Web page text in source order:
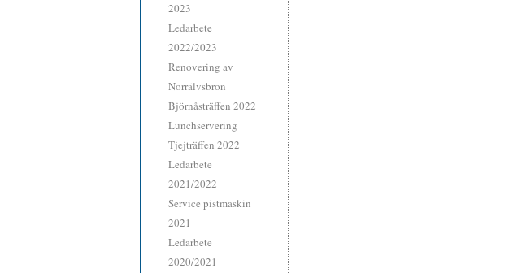
2023
Ledarbete
2022/2023
Renovering av
Norrälvsbron
Björnåsträffen 2022
Lunchservering
Tjejträffen 2022
Ledarbete
2021/2022
Service pistmaskin
2021
Ledarbete
2020/2021